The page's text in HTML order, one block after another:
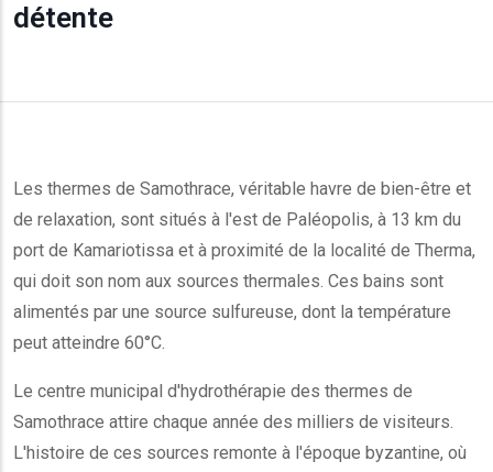
détente
Les thermes de Samothrace, véritable havre de bien-être et
de relaxation, sont situés à l'est de Paléopolis, à 13 km du
port de Kamariotissa et à proximité de la localité de Therma,
qui doit son nom aux sources thermales. Ces bains sont
alimentés par une source sulfureuse, dont la température
peut atteindre 60°C.
Le centre municipal d'hydrothérapie des thermes de
Samothrace attire chaque année des milliers de visiteurs.
L'histoire de ces sources remonte à l'époque byzantine, où